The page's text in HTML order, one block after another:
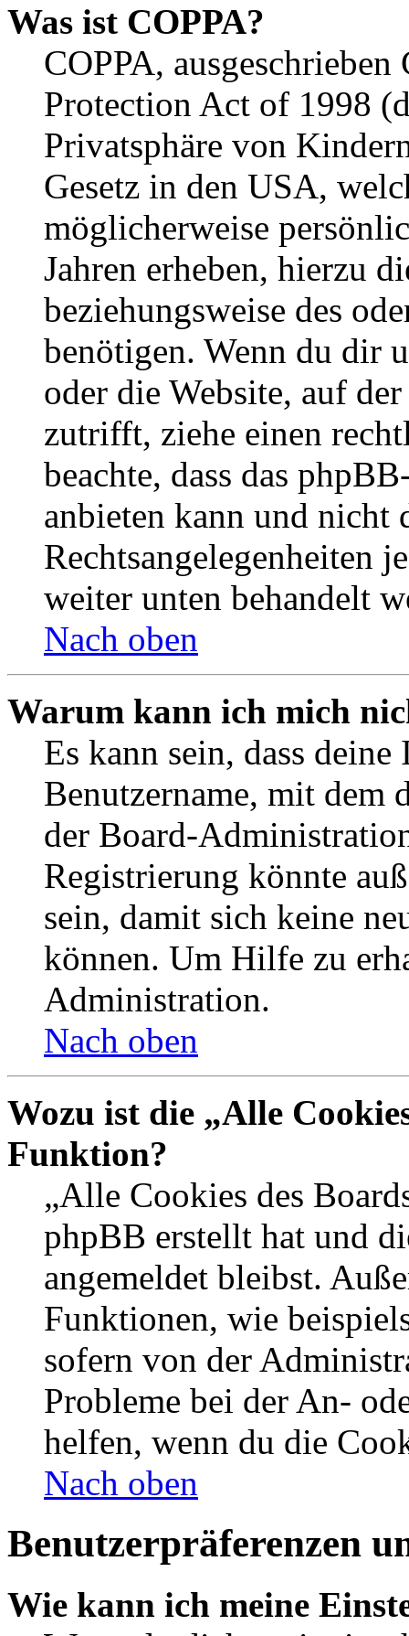
Was ist COPPA?
COPPA,
Protection Act of 1998
Privatsphäre von
Gesetz in den USA,
möglicherweise
Jahren erheben, hierzu
beziehungsweise des
benötigen. Wenn du dir
oder die Website, auf
zutrifft, ziehe einen
beachte, dass das
anbieten kann und nicht
Rechtsangelegenheiten
weiter unten behandelt
Nach oben
Warum kann ich mich
Es kann sein, dass
Benutzername, mit dem
der Board-
Registrierung könnte
sein, damit sich keine
können. Um Hilfe zu
Administration.
Nach oben
Wozu ist die „Alle
Funktion?
„Alle Cookies des
phpBB erstellt hat und
angemeldet bleibst.
Funktionen, wie
sofern von der
Probleme bei der An-
helfen, wenn du die
Nach oben
Benutzerpräferenzen
Wie kann ich meine